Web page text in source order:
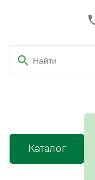
Каталог